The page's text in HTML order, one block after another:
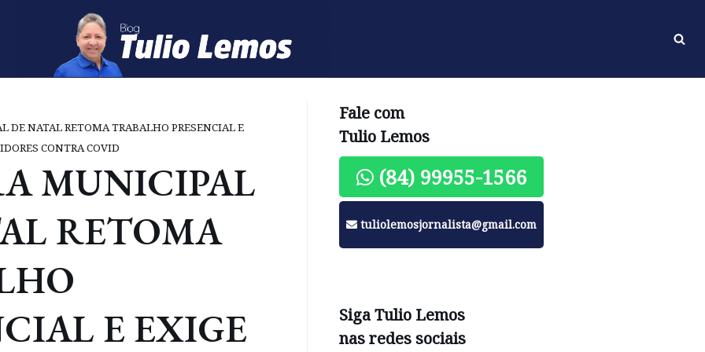
DE NATAL RETOMA TRABALHO PRESENCIAL E
CONTRA COVID
MUNICIPAL
RETOMA
E EXIGE
Fale com
Tulio Lemos
(84) 99955-1566
tuliolemosjornalista@gmail.com
Siga Tulio Lemos
nas redes sociais